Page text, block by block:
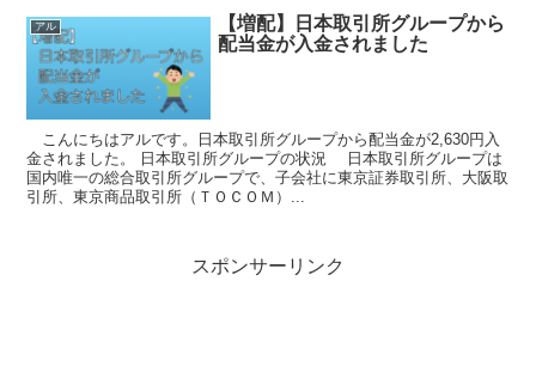
アル
【増配】日本取引所グループから
配当金が入金されました
こんにちはアルです。日本取引所グループから配当金が2,630円入
金されました。 日本取引所グループの状況 日本取引所グループは
国内唯一の総合取引所グループで、子会社に東京証券取引所、大阪取
引所、東京商品取引所（ＴＯＣＯＭ）...
スポンサーリンク